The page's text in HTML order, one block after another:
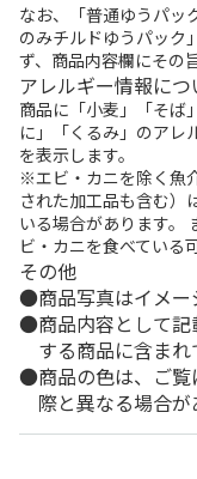
なお、「普通ゆうパッ
のみチルドゆうパック
ず、商品内容欄にその
アレルギー情報につ
商品に「小麦」「そば
に」「くるみ」のアレ
を表示します。
※エビ・カニを除く魚
された加工品も含む）
いる場合があります。
ビ・カニを食べている
その他
商品写真はイメー
商品内容として
する商品に含まれ
商品の色は、ご
際と異なる場合が